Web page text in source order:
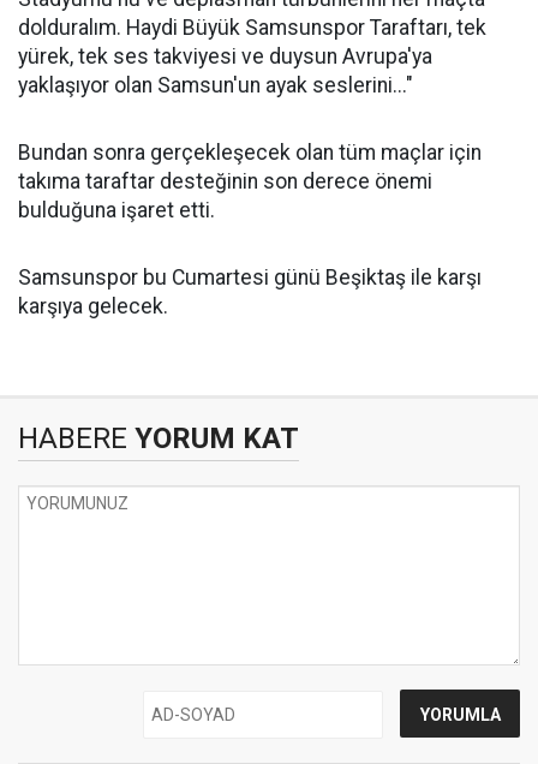
dolduralım. Haydi Büyük Samsunspor Taraftarı, tek
yürek, tek ses takviyesi ve duysun Avrupa'ya
yaklaşıyor olan Samsun'un ayak seslerini..."
Bundan sonra gerçekleşecek olan tüm maçlar için
takıma taraftar desteğinin son derece önemi
bulduğuna işaret etti.
Samsunspor bu Cumartesi günü Beşiktaş ile karşı
karşıya gelecek.
HABERE YORUM KAT